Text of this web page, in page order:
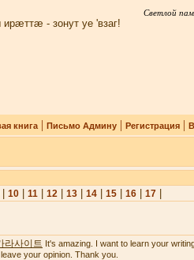
Светлой
- зонут уе 'взаг!
книга| Письмо Админу| Регистрация|
10| 11| 12| 13| 14| 15| 16| 17|
라사이트 It's amazing. I want to learn your
your opinion. Thank you.